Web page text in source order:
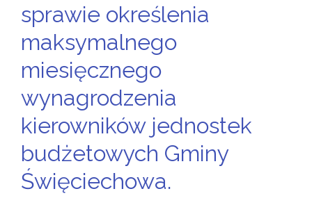
sprawie określenia
maksymalnego
miesięcznego
wynagrodzenia
kierowników jednostek
budżetowych Gminy
Święciechowa.